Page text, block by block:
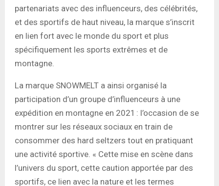
partenariats avec des influenceurs, des célébrités,
et des sportifs de haut niveau, la marque s’inscrit
en lien fort avec le monde du sport et plus
spécifiquement les sports extrêmes et de
montagne.
La marque SNOWMELT a ainsi organisé la
participation d’un groupe d’influenceurs à une
expédition en montagne en 2021 : l’occasion de se
montrer sur les réseaux sociaux en train de
consommer des hard seltzers tout en pratiquant
une activité sportive. « Cette mise en scène dans
l’univers du sport, cette caution apportée par des
sportifs, ce lien avec la nature et les termes